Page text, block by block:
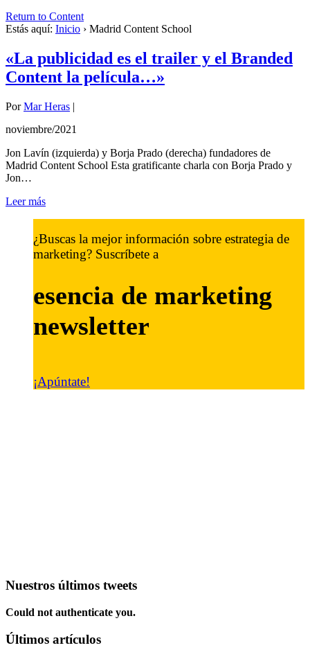
Return to Content
Estás aquí: Inicio › Madrid Content School
«La publicidad es el trailer y el Branded
Content la película…»
PorMar Heras |
noviembre/2021
Jon Lavín (izquierda) y Borja Prado (derecha) fundadores de
Madrid Content School Esta gratificante charla con Borja Prado y
Jon…
Leer más
¿Buscas la mejor información sobre estrategia de
marketing? Suscríbete a
esencia de marketing
newsletter
¡Apúntate!
Nuestros últimos tweets
Could not authenticate you.
Últimos artículos